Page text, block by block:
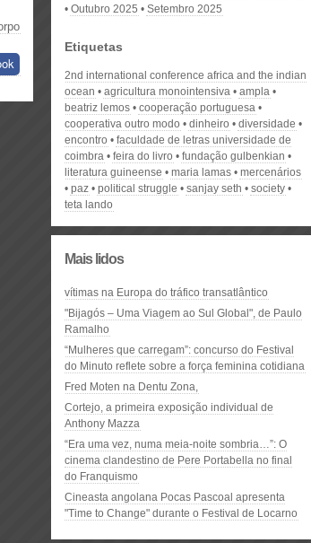
Outubro 2025
Setembro 2025
Etiquetas
2nd international conference africa and the indian
ocean
agricultura monointensiva
ampla
beatriz lemos
cooperação portuguesa
cooperativa outro modo
dinheiro
diversidade
encontro
faculdade de letras universidade de
coimbra
feira do livro
fundação gulbenkian
literatura guineense
maria lamas
mercenários
paz
political struggle sanjay seth
society
teta lando
Mais lidos
vítimas na Europa do tráfico transatlântico
"Bijagós – Uma Viagem ao Sul Global", de Paulo
Ramalho
“Mulheres que carregam”: concurso do Festival
do Minuto reflete sobre a força feminina cotidiana
Fred Moten na Dentu Zona,
Cortejo, a primeira exposição individual de
Anthony Mazza
“Era uma vez, numa meia-noite sombria…”: O
cinema clandestino de Pere Portabella no final
do Franquismo
Cineasta angolana Pocas Pascoal apresenta
"Time to Change" durante o Festival de Locarno